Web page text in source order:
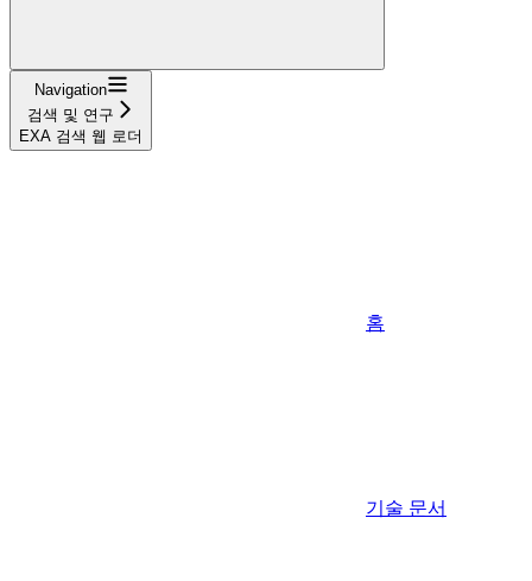
Navigation
검색 및 연구
EXA 검색 웹 로더
홈
기술 문서